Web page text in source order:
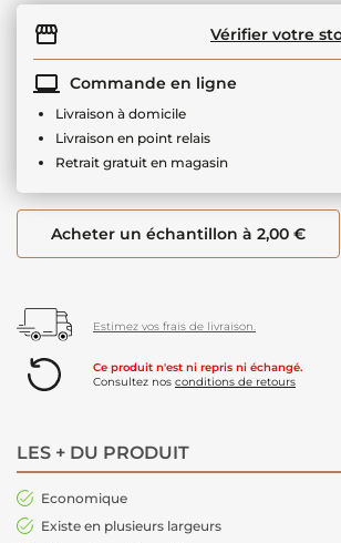
Vérifier votre
Commande en ligne
Livraison à domicile
Livraison en point relais
Retrait gratuit en magasin
Acheter un échantillon à 2,00 €
Estimez vos frais de livraison.
Ce produit n'est ni repris ni échangé.
Consultez nos conditions de retours
LES + DU PRODUIT
Economique
Existe en plusieurs largeurs